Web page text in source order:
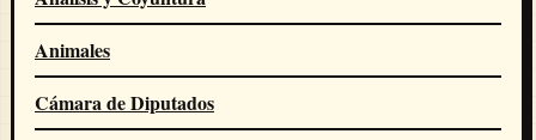
Animales
Cámara de Diputados